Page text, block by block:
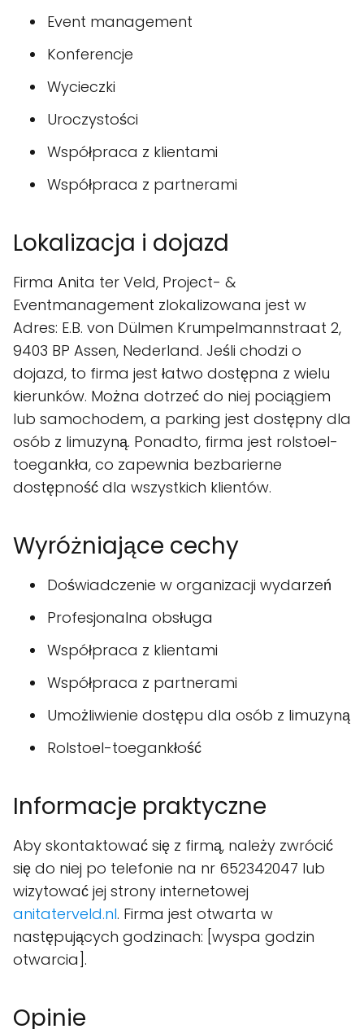
Event management
Konferencje
Wycieczki
Uroczystości
Współpraca z klientami
Współpraca z partnerami
Lokalizacja i dojazd
Firma Anita ter Veld, Project- &
Eventmanagement zlokalizowana jest w
Adres: E.B. von Dülmen Krumpelmannstraat 2,
9403 BP Assen, Nederland. Jeśli chodzi o
dojazd, to firma jest łatwo dostępna z wielu
kierunków. Można dotrzeć do niej pociągiem
lub samochodem, a parking jest dostępny dla
osób z limuzyną. Ponadto, firma jest rolstoel-
toegankła, co zapewnia bezbarierne
dostępność dla wszystkich klientów.
Wyróżniające cechy
Doświadczenie w organizacji wydarzeń
Profesjonalna obsługa
Współpraca z klientami
Współpraca z partnerami
Umożliwienie dostępu dla osób z limuzyną
Rolstoel-toegankłość
Informacje praktyczne
Aby skontaktować się z firmą, należy zwrócić
się do niej po telefonie na nr 652342047 lub
wizytować jej strony internetowej
anitaterveld.nl. Firma jest otwarta w
następujących godzinach: [wyspa godzin
otwarcia].
Opinie